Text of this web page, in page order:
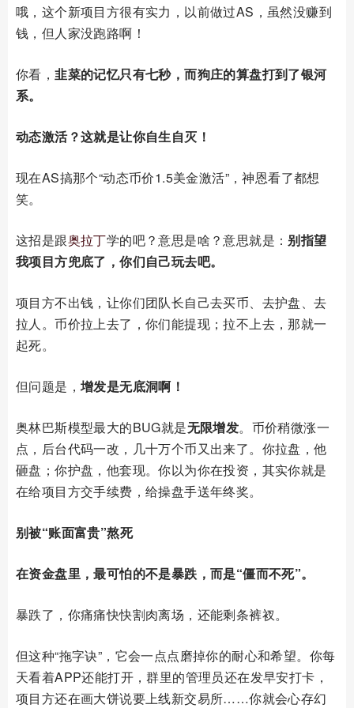
哦，这个新项目方很有实力，以前做过AS，虽然没赚到
钱，但人家没跑路啊！
你看，韭菜的记忆只有七秒，而狗庄的算盘打到了银河
系。
动态激活？这就是让你自生自灭！
现在AS搞那个“动态币价1.5美金激活”，神恩看了都想
笑。
这招是跟奥拉丁学的吧？意思是啥？意思就是： 别指望
我项目方兜底了，你们自己玩去吧。
项目方不出钱，让你们团队长自己去买币、去护盘、去
拉人。币价拉上去了，你们能提现；拉不上去，那就一
起死。
但问题是， 增发是无底洞啊！
奥林巴斯模型最大的BUG就是无限增发。币价稍微涨一
点，后台代码一改，几十万个币又出来了。你拉盘，他
砸盘；你护盘，他套现。你以为你在投资，其实你就是
在给项目方交手续费，给操盘手送年终奖。
别被“账面富贵”熬死
在资金盘里，最可怕的不是暴跌，而是“僵而不死”。
暴跌了，你痛痛快快割肉离场，还能剩条裤衩。
但这种“拖字诀”，它会一点点磨掉你的耐心和希望。你每
天看着APP还能打开，群里的管理员还在发早安打卡，
项目方还在画大饼说要上线新交易所……你就会心存幻